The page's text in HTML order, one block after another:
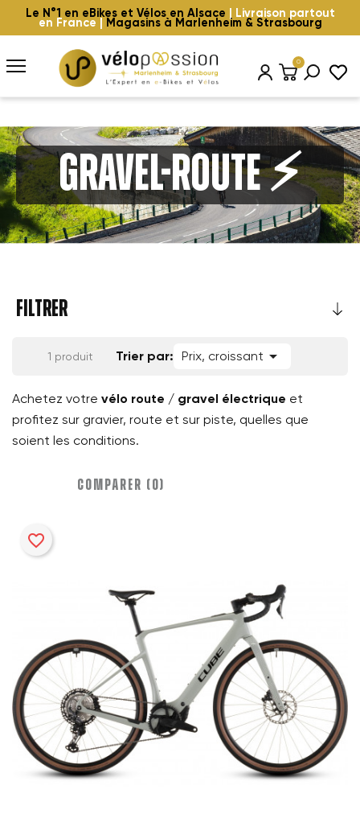
Le N°1 en eBikes et Vélos en Alsace | Livraison partout
en France | Magasins à Marlenheim & Strasbourg
0
Gravel-Route ⚡️
FILTRER
1 produit Trier par: Prix, croissant 
Achetez votre vélo route / gravel électrique et
profitez sur gravier, route et sur piste, quelles que
soient les conditions.
COMPARER (0)‎
favorite_border